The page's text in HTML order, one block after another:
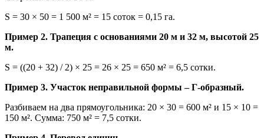
S = 30 × 50 = 1 500 м² = 15 соток = 0,15 га.
Пример 2. Трапеция с основаниями 20 м и 32 м, высотой 25
м.
S = ((20 + 32) / 2) × 25 = 26 × 25 = 650 м² = 6,5 сотки.
Пример 3. Участок неправильной формы – Г-образный.
Разбиваем на два прямоугольника: 20 × 30 = 600 м² и 15 × 10 =
150 м². Сумма: 750 м² = 7,5 сотки.